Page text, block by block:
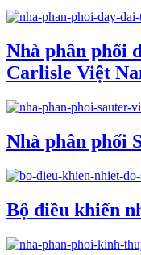
Nhà phân phối
Carlisle Việt
Nhà phân phối
Bộ điều khiển